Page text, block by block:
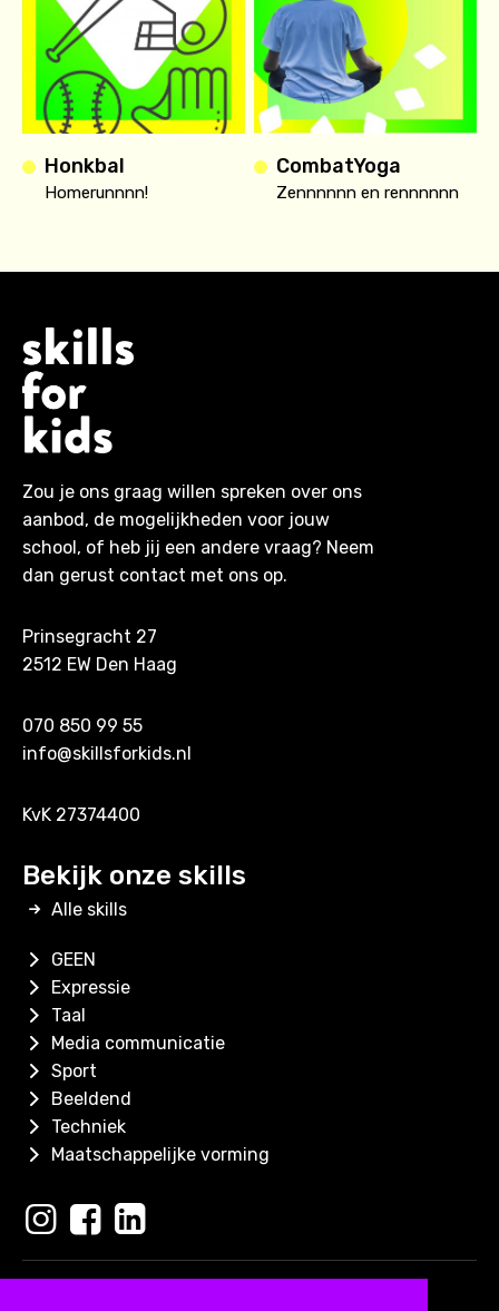
Honkbal
Homerunnnn!
CombatYoga
Zennnnnn en rennnnnn
Zou je ons graag willen spreken over ons
aanbod, de mogelijkheden voor jouw
school, of heb jij een andere vraag? Neem
dan gerust contact met ons op.
Prinsegracht 27
2512 EW Den Haag
070 850 99 55
info@skillsforkids.nl
KvK 27374400
Bekijk onze skills
Alle skills
GEEN
Expressie
Taal
Media communicatie
Sport
Beeldend
Techniek
Maatschappelijke vorming